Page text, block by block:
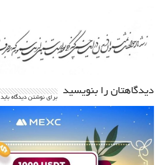
دیدگاهتان را بنویسید
برای نوشتن دیدگاه باید